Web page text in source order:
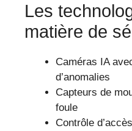
Les
matière de
Caméras IA
d’anomalies
Capteurs de
foule
Contrôle